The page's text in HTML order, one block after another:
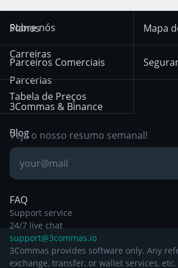
Sinais-Cripto
KuCoin
HTX
Bybit
Solana
BNB
Trend Following
Trading
Position Trading
Day Trading
Breakout Trading
December 18th 2025
Privacy Notice from
December 29th 2024
Other Legal
Documentation
Sobre nós
Carreiras
Parcerias
3Commas & Binance
Blog
Base de
Conhecimento
FAQ
Planos
Parceiros Comerciais
Tabela de Preços
Mapa
Veja o nosso resumo semanal!
Support service
24/7 live chat
support@3commas.io
3Commas provides software only. Any
exchange, transfer, or wallet services,